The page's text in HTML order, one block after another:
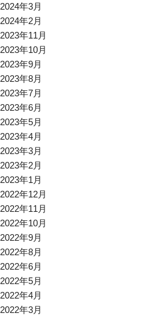
2024年3月
2024年2月
2023年11月
2023年10月
2023年9月
2023年8月
2023年7月
2023年6月
2023年5月
2023年4月
2023年3月
2023年2月
2023年1月
2022年12月
2022年11月
2022年10月
2022年9月
2022年8月
2022年6月
2022年5月
2022年4月
2022年3月